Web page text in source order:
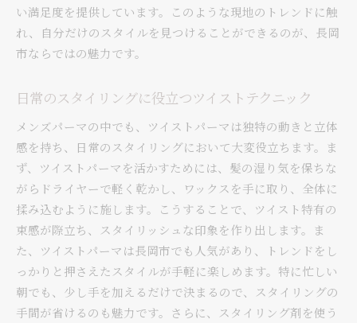
い満足度を提供しています。このような現地のトレンドに触
れ、自分だけのスタイルを見つけることができるのが、長岡
市ならではの魅力です。
日常のスタイリングに役立つツイストテクニック
メンズパーマの中でも、ツイストパーマは独特の動きと立体
感を持ち、日常のスタイリングにおいて大変役立ちます。ま
ず、ツイストパーマを活かすためには、髪の湿り気を保ちな
がらドライヤーで軽く乾かし、ワックスを手に取り、全体に
揉み込むように施します。こうすることで、ツイスト特有の
束感が際立ち、スタイリッシュな印象を作り出します。ま
た、ツイストパーマは長岡市でも人気があり、トレンドをし
っかりと押さえたスタイルが手軽に楽しめます。特に忙しい
朝でも、少し手を加えるだけで決まるので、スタイリングの
手間が省けるのも魅力です。さらに、スタイリング剤を使う